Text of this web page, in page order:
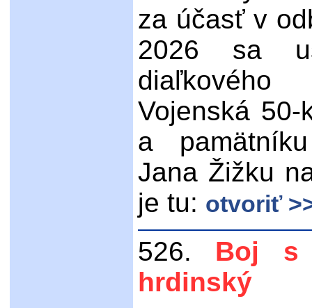
za účasť v
2026 sa
diaľkového
Vojenská
a
Jana Žižku
je tu: otvoriť
526.
Boj s
hrdinský